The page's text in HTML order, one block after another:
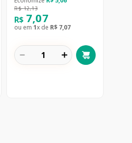
R$ 12,13
R$ 7,07
ou em 1x de R$ 7,07
＋
－